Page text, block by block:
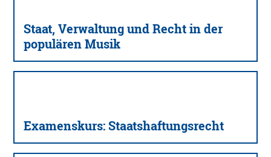
Staat, Verwaltung und Recht in der
populären Musik
Examenskurs: Staatshaftungsrecht